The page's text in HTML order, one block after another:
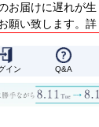
お届けに遅れが
願い致します。
イン Q&A